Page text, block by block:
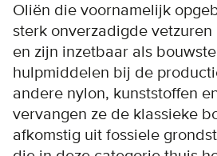
Oliën die voornamelijk
sterk onverzadigde
en zijn inzetbaar als
hulpmiddelen bij de
andere nylon, kunststoffen
vervangen ze de klassieke
afkomstig uit fossiele